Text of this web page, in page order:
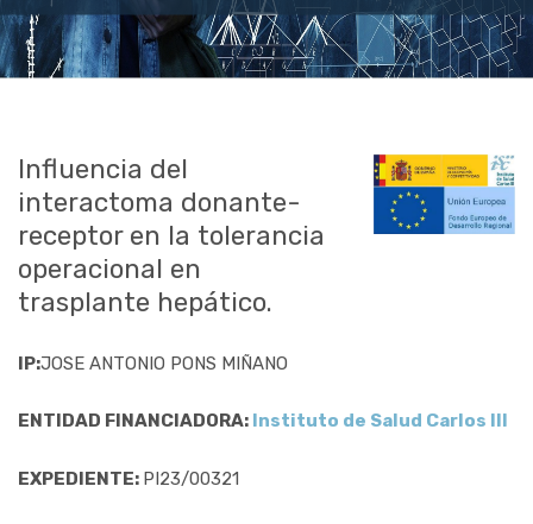
RRHH
ACCESO PERSONAL
Influencia del
interactoma donante-
receptor en la tolerancia
operacional en
trasplante hepático.
IP:JOSE ANTONIO PONS MIÑANO
ENTIDAD FINANCIADORA: Instituto de Salud Carlos III
EXPEDIENTE: PI23/00321